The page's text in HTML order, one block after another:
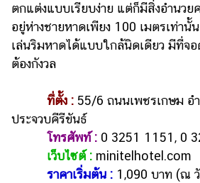
ตกแต่งแบบเรียบง่าย แต่ก็มีสิ่งอำนวย
อยู่ห่างชายหาดเพียง 100 เมตรเท่านั้
เล่นริมหาดได้แบบใกล้นิดเดียว มีที่จ
ต้องกังวล
ที่ตั้ง : 55/6 ถนนเพชรเกษม อ
ประจวบคีรีขันธ์
โทรศัพท์: 0 3251 1151, 0
เว็บไซต์ : minitelhotel.com
ราคาเริ่มต้น : 1,090 บาท (ณ